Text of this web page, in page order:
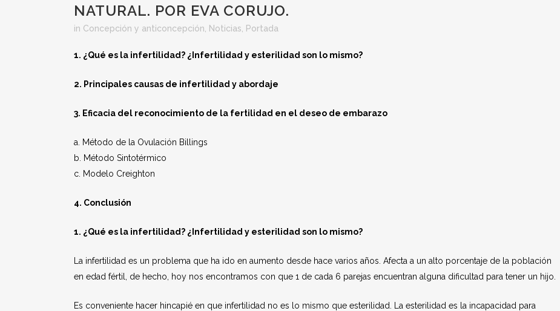
NATURAL. POR EVA CORUJO.
in Concepción y anticoncepción Noticias Portada
1. ¿Qué es la infertilidad? ¿Infertilidad y esterilidad son lo mismo?
2. Principales causas de infertilidad y abordaje
3. Eficacia del reconocimiento de la fertilidad en el deseo de embarazo
a. Método de la Ovulación Billings
b. Método Sintotérmico
c. Modelo Creighton
4. Conclusión
1. ¿Qué es la infertilidad? ¿Infertilidad y esterilidad son lo mismo?
La infertilidad es un problema que ha ido en aumento desde hace varios años. Afecta a un alto porcentaje de la población
en edad fértil, de hecho, hoy nos encontramos con que 1 de cada 6 parejas encuentran alguna dificultad para tener un hijo.
Es conveniente hacer hincapié en que infertilidad no es lo mismo que esterilidad. La esterilidad es la incapacidad para